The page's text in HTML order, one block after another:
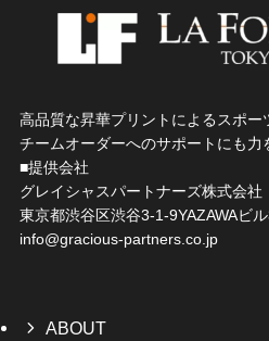
高品質な昇華プリントによるスポー
チームオーダーへのサポートにも力
■提供会社
グレイシャスパートナーズ株式会社
東京都渋谷区渋谷3-1-9YAZAWAビ
info@gracious-partners.co.jp
ABOUT